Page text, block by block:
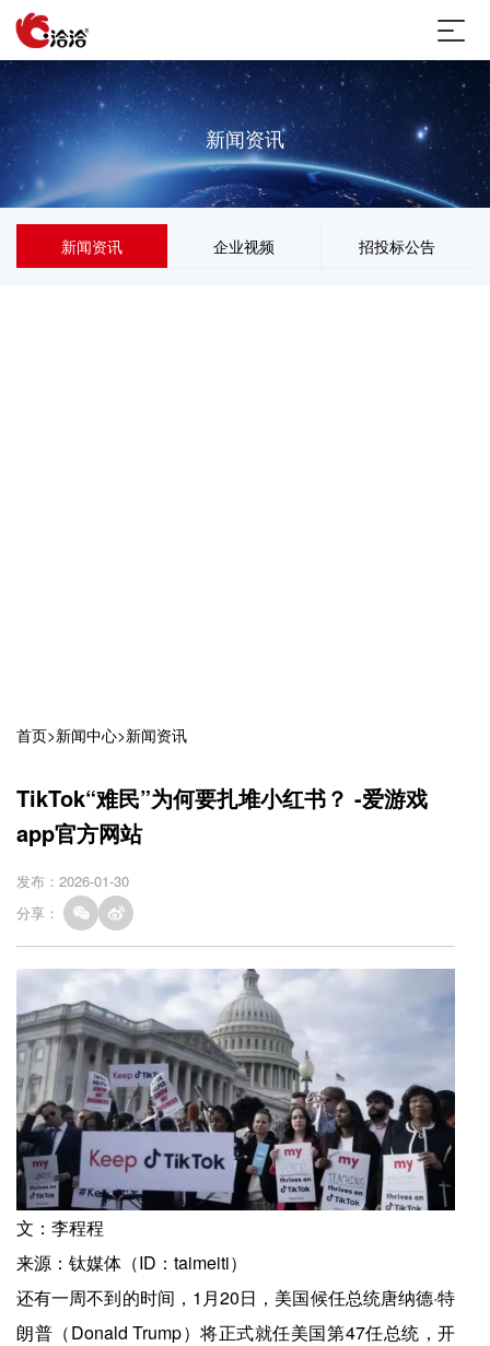
新闻资讯
新闻资讯 企业视频 招投标公告
首页>新闻中心>新闻资讯
TikTok“难民”为何要扎堆小红书？ -爱游戏
app官方网站
发布：2026-01-30
分享：
文：李程程
来源：钛媒体（ID：taimeiti）
还有一周不到的时间，1月20日，美国候任总统唐纳德·特
朗普（Donald Trump）将正式就任美国第47任总统，开